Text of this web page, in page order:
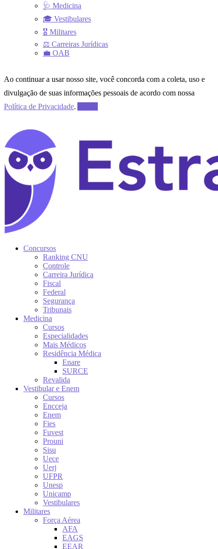
🩺 Medicina
🎓 Vestibulares
🎖 Militares
⚖ Carreiras Jurídicas
💼 OAB
Ao continuar a usar nosso site, você concorda com a coleta, uso e
divulgação de suas informações pessoais de acordo com nossa
Política de Privacidade.
Concursos
Ranking CNU
Controle
Carreira Jurídica
Fiscal
Federal
Segurança
Tribunais
Medicina
Cursos
Especialidades
Mais Médicos
Residência Médica
Enare
SURCE
Revalida
Vestibular e Enem
Cursos
Encceja
Enem
Fies
Fuvest
Prouni
Sisu
Uece
Uerj
UFPR
Unesp
Unicamp
Vestibulares
Militares
Força Aérea
AFA
EAGS
EEAR